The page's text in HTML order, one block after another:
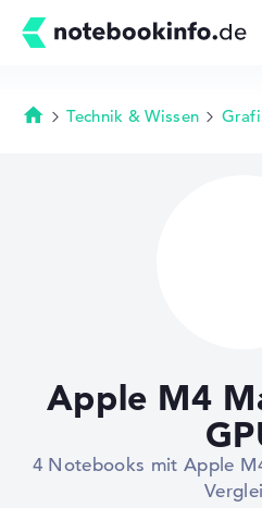
Startseite
Technik & Wissen
Apple M4
4 Notebooks mit Apple